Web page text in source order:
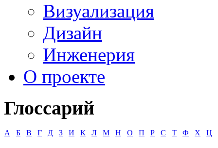
Визуализация
Дизайн
Инженерия
О проекте
Глоссарий
А Б В Г Д З И К Л М Н О П Р С Т Ф Х Ц